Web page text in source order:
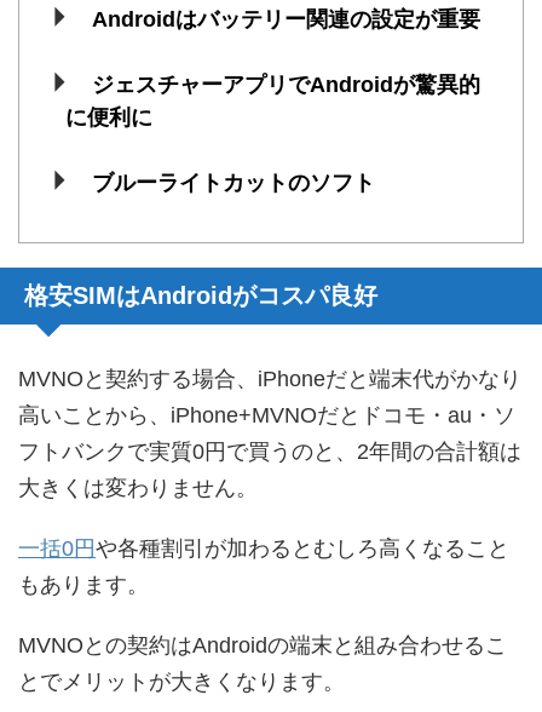
Androidはバッテリー関連の設定が重要
ジェスチャーアプリでAndroidが驚異的
に便利に
ブルーライトカットのソフト
格安SIMはAndroidがコスパ良好
MVNOと契約する場合、iPhoneだと端末代がかなり
高いことから、iPhone+MVNOだとドコモ・au・ソ
フトバンクで実質0円で買うのと、2年間の合計額は
大きくは変わりません。
一括0円や各種割引が加わるとむしろ高くなること
もあります。
MVNOとの契約はAndroidの端末と組み合わせるこ
とでメリットが大きくなります。